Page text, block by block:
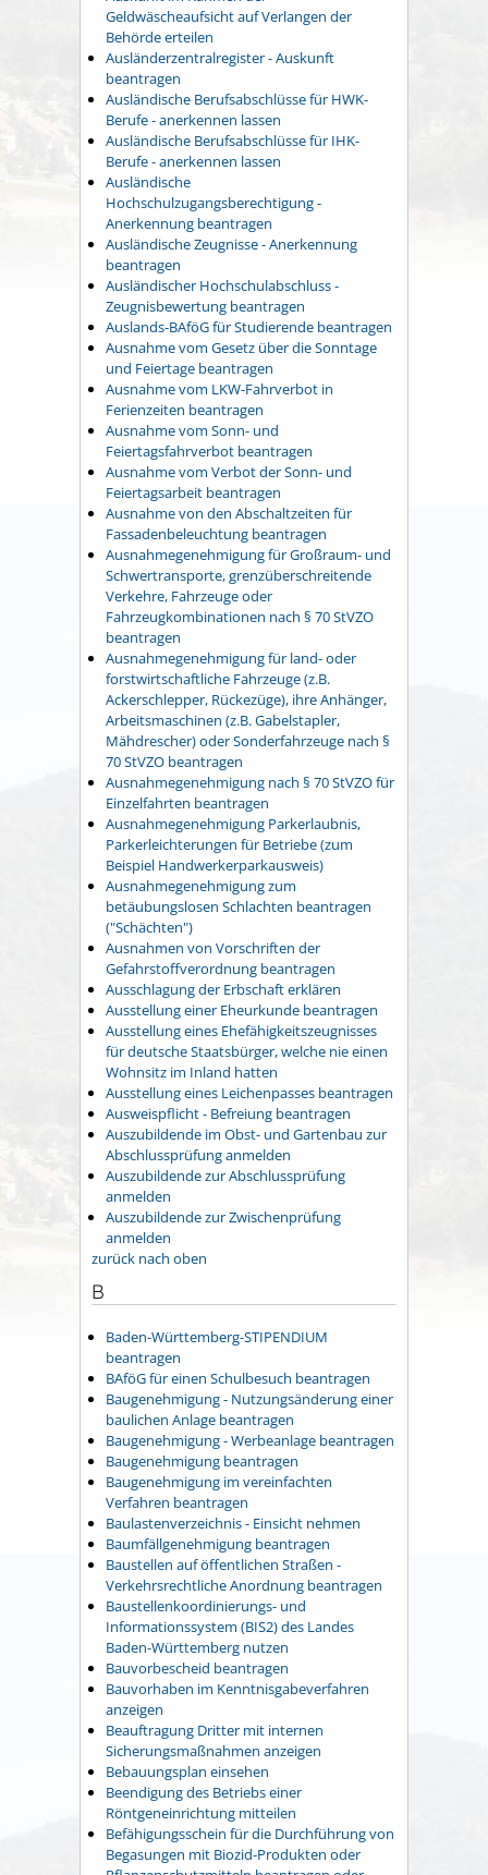
Geldwäscheaufsicht auf Verlangen der
Behörde erteilen
Ausländerzentralregister - Auskunft
beantragen
Ausländische Berufsabschlüsse für HWK-
Berufe - anerkennen lassen
Ausländische Berufsabschlüsse für IHK-
Berufe - anerkennen lassen
Ausländische
Hochschulzugangsberechtigung -
Anerkennung beantragen
Ausländische Zeugnisse - Anerkennung
beantragen
Ausländischer Hochschulabschluss -
Zeugnisbewertung beantragen
Auslands-BAföG für Studierende beantragen
Ausnahme vom Gesetz über die Sonntage
und Feiertage beantragen
Ausnahme vom LKW-Fahrverbot in
Ferienzeiten beantragen
Ausnahme vom Sonn- und
Feiertagsfahrverbot beantragen
Ausnahme vom Verbot der Sonn- und
Feiertagsarbeit beantragen
Ausnahme von den Abschaltzeiten für
Fassadenbeleuchtung beantragen
Ausnahmegenehmigung für Großraum- und
Schwertransporte, grenzüberschreitende
Verkehre, Fahrzeuge oder
Fahrzeugkombinationen nach § 70 StVZO
beantragen
Ausnahmegenehmigung für land- oder
forstwirtschaftliche Fahrzeuge (z.B.
Ackerschlepper, Rückezüge), ihre Anhänger,
Arbeitsmaschinen (z.B. Gabelstapler,
Mähdrescher) oder Sonderfahrzeuge nach §
70 StVZO beantragen
Ausnahmegenehmigung nach § 70 StVZO für
Einzelfahrten beantragen
Ausnahmegenehmigung Parkerlaubnis,
Parkerleichterungen für Betriebe (zum
Beispiel Handwerkerparkausweis)
Ausnahmegenehmigung zum
betäubungslosen Schlachten beantragen
("Schächten")
Ausnahmen von Vorschriften der
Gefahrstoffverordnung beantragen
Ausschlagung der Erbschaft erklären
Ausstellung einer Eheurkunde beantragen
Ausstellung eines Ehefähigkeitszeugnisses
für deutsche Staatsbürger, welche nie einen
Wohnsitz im Inland hatten
Ausstellung eines Leichenpasses beantragen
Ausweispflicht - Befreiung beantragen
Auszubildende im Obst- und Gartenbau zur
Abschlussprüfung anmelden
Auszubildende zur Abschlussprüfung
anmelden
Auszubildende zur Zwischenprüfung
anmelden
zurück nach oben
B
Baden-Württemberg-STIPENDIUM
beantragen
BAföG für einen Schulbesuch beantragen
Baugenehmigung - Nutzungsänderung einer
baulichen Anlage beantragen
Baugenehmigung - Werbeanlage beantragen
Baugenehmigung beantragen
Baugenehmigung im vereinfachten
Verfahren beantragen
Baulastenverzeichnis - Einsicht nehmen
Baumfällgenehmigung beantragen
Baustellen auf öffentlichen Straßen -
Verkehrsrechtliche Anordnung beantragen
Baustellenkoordinierungs- und
Informationssystem (BIS2) des Landes
Baden-Württemberg nutzen
Bauvorbescheid beantragen
Bauvorhaben im Kenntnisgabeverfahren
anzeigen
Beauftragung Dritter mit internen
Sicherungsmaßnahmen anzeigen
Bebauungsplan einsehen
Beendigung des Betriebs einer
Röntgeneinrichtung mitteilen
Befähigungsschein für die Durchführung von
Begasungen mit Biozid-Produkten oder